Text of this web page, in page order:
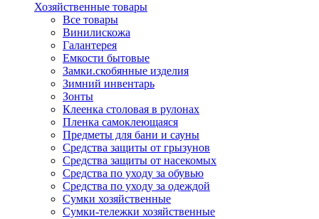
Хозяйственные товары
Все товары
Винилискожа
Галантерея
Емкости бытовые
Замки.скобянные изделия
Зимний инвентарь
Зонты
Клеенка столовая в рулонах
Пленка самоклеющаяся
Предметы для бани и сауны
Средства защиты от грызунов
Средства защиты от насекомых
Средства по уходу за обувью
Средства по уходу за одеждой
Сумки хозяйственные
Сумки-тележки хозяйственные